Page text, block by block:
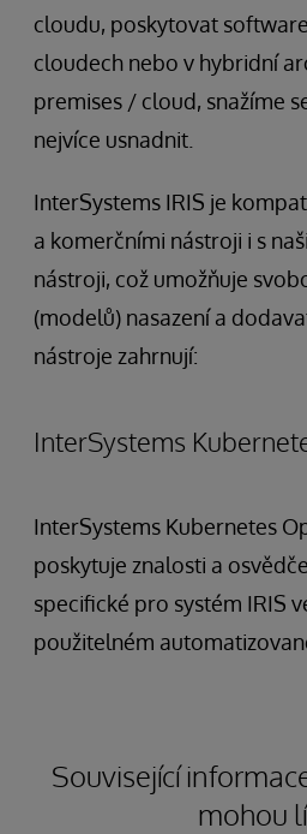
cloudu, poskytovat
cloudech nebo v hybridní
premises / cloud, snažíme
nejvíce usnadnit.
InterSystems IRIS je
a komerčními nástroji i s
nástroji, což umožňuje
(modelů) nasazení a
nástroje zahrnují:
InterSystems
InterSystems Kubernetes
poskytuje znalosti a
specifické pro systém IRIS
použitelném
Související
mohou